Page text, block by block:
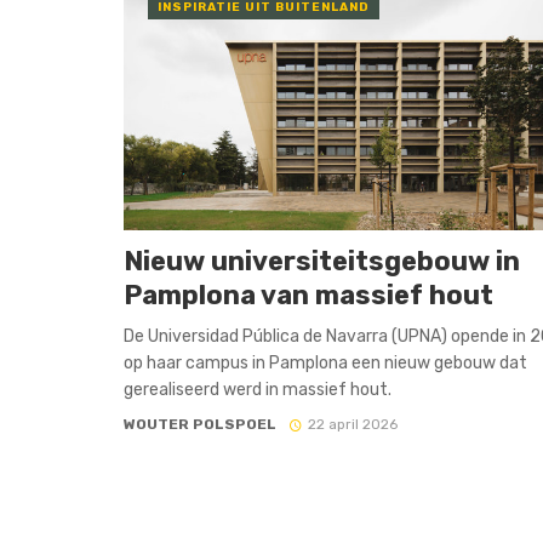
INSPIRATIE UIT BUITENLAND
Nieuw universiteitsgebouw in
Pamplona van massief hout
De Universidad Pública de Navarra (UPNA) opende in
op haar campus in Pamplona een nieuw gebouw dat
gerealiseerd werd in massief hout.
WOUTER POLSPOEL 22 april 2026